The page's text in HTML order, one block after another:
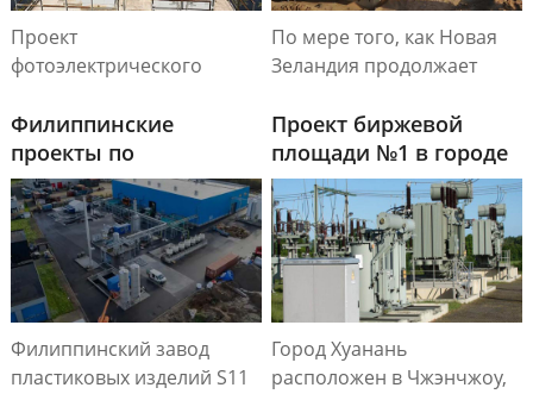
Проект
фотоэлектрического
коробчатого типа в
Юйчжоу представляет
собой ключевое
достижение в развитии
инфраструктуры
возобновляемой
энергетики Китая,
сочетающее передовые
технологии с целями
устойчивого развития.
По мере того, как Новая
Зеландия продолжает
солнечные мощности,
партнерские отношения с
инновационными
производителями, как
ZTelec Они будут
оставаться жизненно
важными для достижения
энергетической
безопасности и
экологической
Филиппинские
проекты по
производству
пластмасс
Филиппинский завод
пластиковых изделий S11
Проект биржевой
площади №1 в городе
Хуанань
Город Хуанань
расположен в Чжэнчжоу,